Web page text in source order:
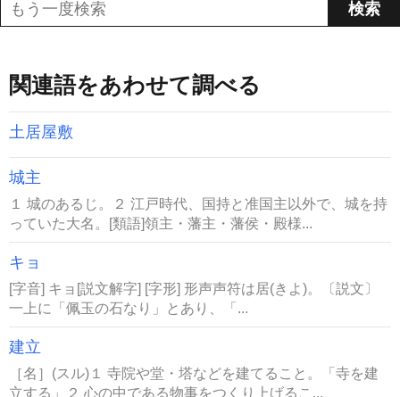
関連語をあわせて調べる
土居屋敷
城主
１ 城のあるじ。２ 江戸時代、国持と准国主以外で、城を持
っていた大名。[類語]領主・藩主・藩侯・殿様...
キョ
[字音] キョ[説文解字] [字形] 形声声符は居(きよ)。〔説文〕
一上に「佩玉の石なり」とあり、「...
建立
［名］(スル)１ 寺院や堂・塔などを建てること。「寺を建
立する」２ 心の中である物事をつくり上げるこ...